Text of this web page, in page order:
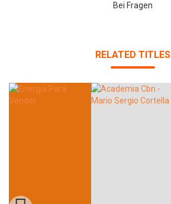
Bei Fragen
RELATED TITLES